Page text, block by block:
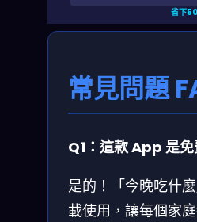
省下
常見問題
Q1：這款 App 是免
是的！「今晚吃什
載使用，讓每個家